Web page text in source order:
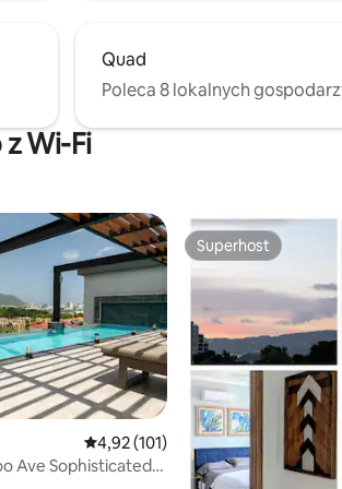
Quad
Poleca 8 lokalnych
Wi-Fi
140
Średnia ocena: 4,92 na 5, liczba
4,92 (101)
Superhost
Superhost